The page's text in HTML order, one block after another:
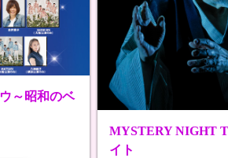
～昭和のベ
MYSTERY NIGHT
イト